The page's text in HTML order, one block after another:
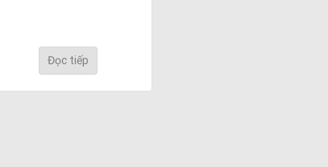
Đọc tiếp